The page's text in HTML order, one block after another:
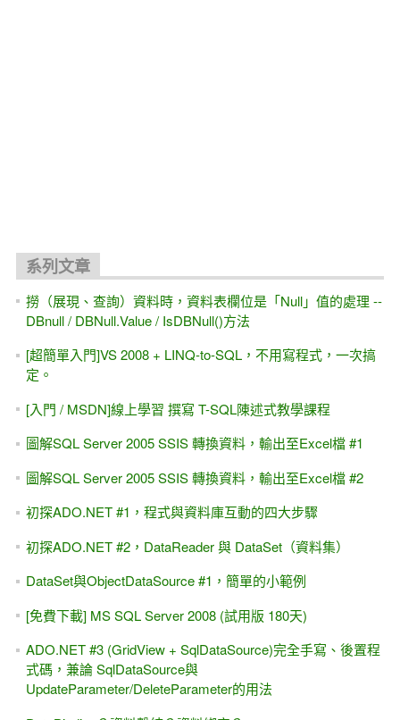
[課程大綱]ASP.NET入門實戰班(五週) -- 上課流程大公開、與
書本的對照
[習題]GridView樣版內部，改用
CheckBox/Radio/DropDownList（單/複選）控制項，取代
TextBox #0--基礎篇（上集 第八章）
[習題]動態新增 DropDownList或 ListBox底下的新項目
（Item）#2 [左右搬移]（單/複選皆可用）簡單版
ASP.NET MVC 線上相簿 (PhotoSharing) - 線上教學課程
[亂碼？] VS 2008與 VS 2010之間程式互轉，出現亂碼？
[轉貼]Windows Store實作手冊 - 使用JavaScript / 寫一個Hello
World範例
[ASP.NET Core MVC] 三小時 初學者 快速入門 (也適用 .NET
6.0~8.0~10.0版 + VS2022 / VS2026)
ASP.NET 9.0 WebAPI - 消失的swagger ,改用OpenAPI 與
Scalar ,測試WebAPI的好工具
[補充][習題]下集第一章 MasterPage（主版頁面），透過@
MasterType指示詞存取 MasterPage的公開屬性